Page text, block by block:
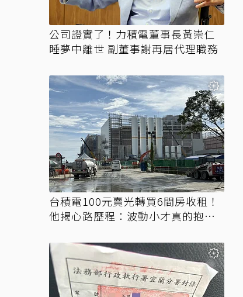
公司證實了！力積電董事長黃崇仁
睡夢中離世 副董事謝再居代理職務
台積電100元賣光轉買6間房收租！
他揭心路歷程：波動小才真的抱得